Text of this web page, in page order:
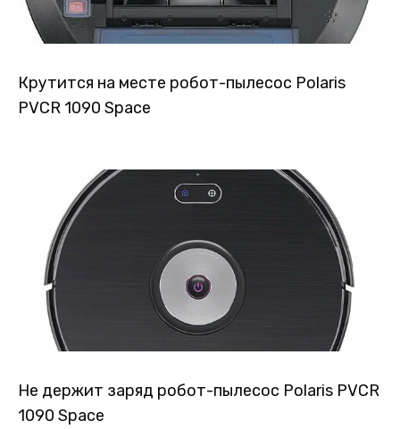
Крутится на месте робот-пылесос Polaris
PVCR 1090 Space
Не держит заряд робот-пылесос Polaris PVCR
1090 Space